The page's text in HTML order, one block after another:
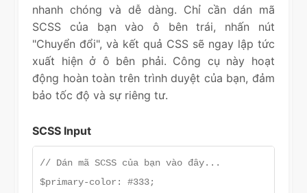
nhanh chóng và dễ dàng. Chỉ cần dán mã
SCSS của bạn vào ô bên trái, nhấn nút
"Chuyển đổi", và kết quả CSS sẽ ngay lập tức
xuất hiện ở ô bên phải. Công cụ này hoạt
động hoàn toàn trên trình duyệt của bạn, đảm
bảo tốc độ và sự riêng tư.
SCSS Input